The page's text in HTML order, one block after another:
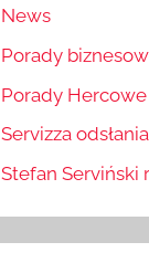
News
Porady
Porady
Servizza
Stefan Serviński